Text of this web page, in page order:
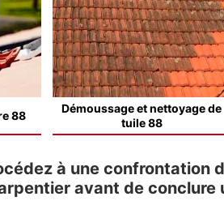
88
Démoussage et nettoyage de
tuile 88
à une confrontation
avant de conclure